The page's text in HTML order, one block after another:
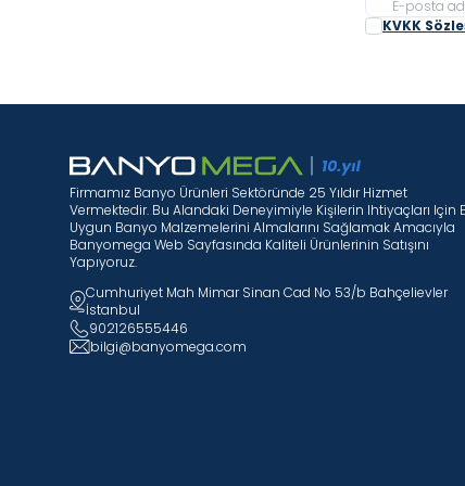
KVKK
Firmamız Banyo Ürünleri Sektöründe 25 Yıldır Hizmet
Vermektedir. Bu Alandaki Deneyimiyle Kişilerin Ihtiyaçları Için
Uygun Banyo Malzemelerini Almalarını Sağlamak Amacıyla
Banyomega Web Sayfasında Kaliteli Ürünlerinin Satışını
Yapıyoruz.
Cumhuriyet Mah Mimar Sinan Cad No 53/b Bahçelievler
İstanbul
902126555446
bilgi@banyomega.com